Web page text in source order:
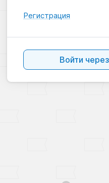
Регистрация
Войти через